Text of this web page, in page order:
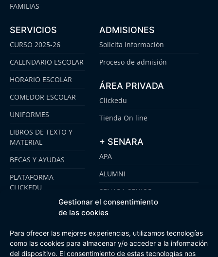
Gestionar el consentimiento
de las cookies
Para ofrecer las mejores experiencias, utilizamos tecnologías
como las cookies para almacenar y/o acceder a la información
del dispositivo. El consentimiento de estas tecnologías nos
FAMILIAS
SERVICIOS
CURSO 2025-26
CALENDARIO ESCOLAR
HORARIO ESCOLAR
COMEDOR ESCOLAR
UNIFORMES
LIBROS DE TEXTO Y
MATERIAL
BECAS Y AYUDAS
PLATAFORMA
CLICKEDU
EMOOTI COLEGIOS
ADMISIONES
Solicita información
Proceso de admisión
ÁREA PRIVADA
Clickedu
Tienda On line
+ SENARA
APA
ALUMNI
SENARA SENIOR
FUNDACIÓN SENARA
Aviso Legal Política de cookies
Canal de Información Interna